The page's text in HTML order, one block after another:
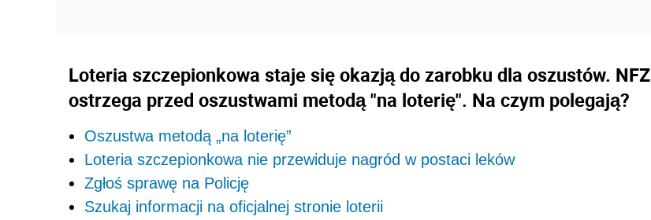
Loteria szczepionkowa staje się okazją do zarobku dla oszustów. NFZ
ostrzega przed oszustwami metodą "na loterię". Na czym polegają?
Oszustwa metodą „na loterię”
Loteria szczepionkowa nie przewiduje nagród w postaci leków
Zgłoś sprawę na Policję
Szukaj informacji na oficjalnej stronie loterii